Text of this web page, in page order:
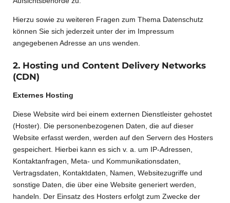
Hierzu sowie zu weiteren Fragen zum Thema Datenschutz
können Sie sich jederzeit unter der im Impressum
angegebenen Adresse an uns wenden.
2. Hosting und Content Delivery Networks
(CDN)
Externes Hosting
Diese Website wird bei einem externen Dienstleister gehostet
(Hoster). Die personenbezogenen Daten, die auf dieser
Website erfasst werden, werden auf den Servern des Hosters
gespeichert. Hierbei kann es sich v. a. um IP-Adressen,
Kontaktanfragen, Meta- und Kommunikationsdaten,
Vertragsdaten, Kontaktdaten, Namen, Websitezugriffe und
sonstige Daten, die über eine Website generiert werden,
handeln. Der Einsatz des Hosters erfolgt zum Zwecke der